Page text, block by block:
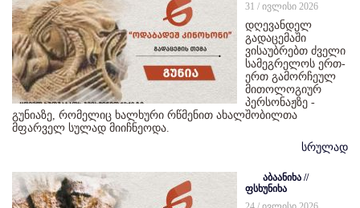
31 / ივლისი 2026
დღევანდელ
გადაცემაში
ვისაუბრებთ ძველი
სამეგრელოს ერთ-
ერთ გამორჩეულ
მითოლოგიურ
პერსონაჟზე -
გუნიაზე, რომელიც ხალხური რწმენით ახალშობილთა
მფარველ სულად მიიჩნეოდა.
სრულად
აბაანიხა //
ფსხუნიხა